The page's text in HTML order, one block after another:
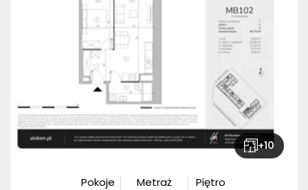
+10
Pokoje
Metraż
Piętro